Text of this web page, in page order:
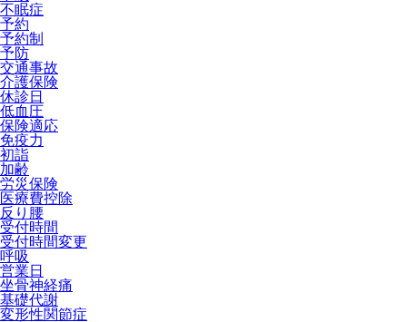
不眠症
予約
予約制
予防
交通事故
介護保険
休診日
低血圧
保険適応
免疫力
初詣
加齢
労災保険
医療費控除
反り腰
受付時間
受付時間変更
呼吸
営業日
坐骨神経痛
基礎代謝
変形性関節症